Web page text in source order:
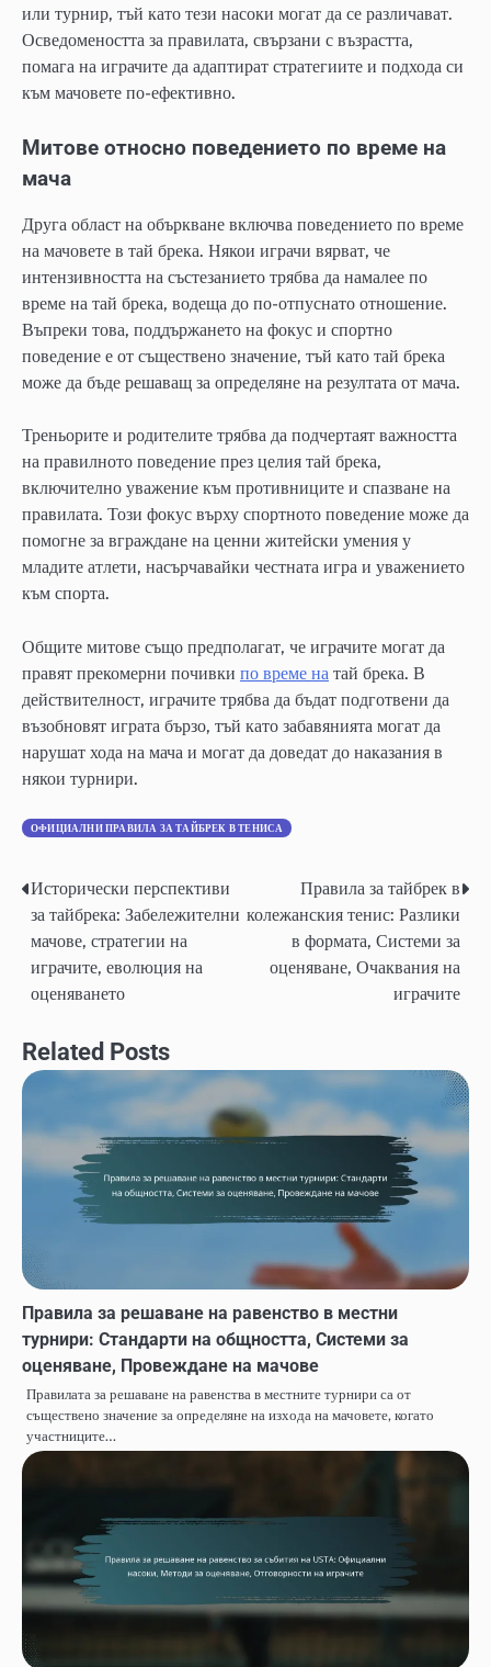
или турнир, тъй като тези насоки могат да се различават.
Осведомеността за правилата, свързани с възрастта,
помага на играчите да адаптират стратегиите и подхода си
към мачовете по-ефективно.
Митове относно поведението по време на
мача
Друга област на объркване включва поведението по време
на мачовете в тай брека. Някои играчи вярват, че
интензивността на състезанието трябва да намалее по
време на тай брека, водеща до по-отпуснато отношение.
Въпреки това, поддържането на фокус и спортно
поведение е от съществено значение, тъй като тай брека
може да бъде решаващ за определяне на резултата от мача.
Треньорите и родителите трябва да подчертаят важността
на правилното поведение през целия тай брека,
включително уважение към противниците и спазване на
правилата. Този фокус върху спортното поведение може да
помогне за вграждане на ценни житейски умения у
младите атлети, насърчавайки честната игра и уважението
към спорта.
Общите митове също предполагат, че играчите могат да
правят прекомерни почивки по време на тай брека. В
действителност, играчите трябва да бъдат подготвени да
възобновят играта бързо, тъй като забавянията могат да
нарушат хода на мача и могат да доведат до наказания в
някои турнири.
ОФИЦИАЛНИ ПРАВИЛА ЗА ТАЙБРЕК В ТЕНИСА
Post
navigation
Исторически перспективи
за тайбрека: Забележителни
мачове, стратегии на
играчите, еволюция на
оценяването
Правила за тайбрек в
колежанския тенис: Разлики
в формата, Системи за
оценяване, Очаквания на
играчите
Related Posts
Правила за решаване на равенство в местни
турнири: Стандарти на общността, Системи за
оценяване, Провеждане на мачове
Правилата за решаване на равенства в местните турнири са от
съществено значение за определяне на изхода на мачовете, когато
участниците…